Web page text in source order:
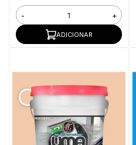
- +
ADICIONAR